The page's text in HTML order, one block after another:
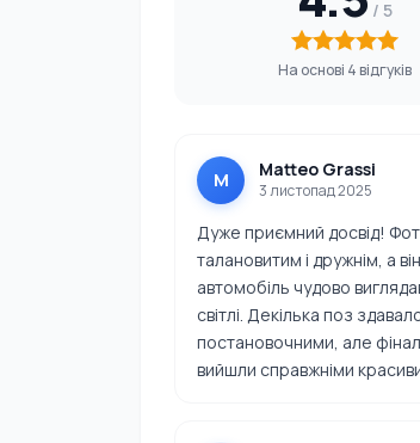
На основі 4 відгуків
M Matteo Grassi
3 листопад 2025
Дуже приємний досвід!
талановитим і дружнім, а
автомобіль чудово
світлі. Декілька поз
постановочними, але
вийшли справжніми